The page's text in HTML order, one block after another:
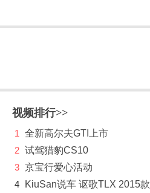
视频排行>>
1
全新高尔夫GTI上市
2 试驾猎豹CS10
3 京宝行爱心活动
4
KiuSan说车 讴歌TLX 2015款